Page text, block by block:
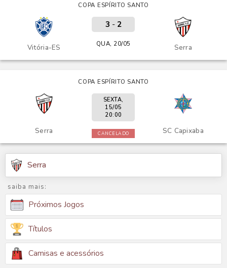
COPA ESPÍRITO SANTO
Vitória-ES Serra
3 - 2
QUA, 20/05
COPA ESPÍRITO SANTO
Serra SC Capixaba
SEXTA,
15/05
20:00
CANCELADO
Serra
saiba mais:
Próximos Jogos
Títulos
Camisas e acessórios